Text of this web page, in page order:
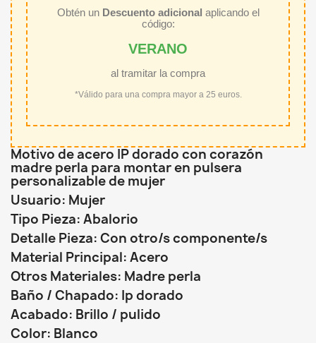
Obtén un Descuento adicional aplicando el
código:
VERANO
al tramitar la compra
*Válido para una compra mayor a 25 euros.
Motivo de acero IP dorado con corazón
madre perla para montar en pulsera
personalizable de mujer
Usuario: Mujer
Tipo Pieza: Abalorio
Detalle Pieza: Con otro/s componente/s
Material Principal: Acero
Otros Materiales: Madre perla
Baño / Chapado: Ip dorado
Acabado: Brillo / pulido
Color: Blanco